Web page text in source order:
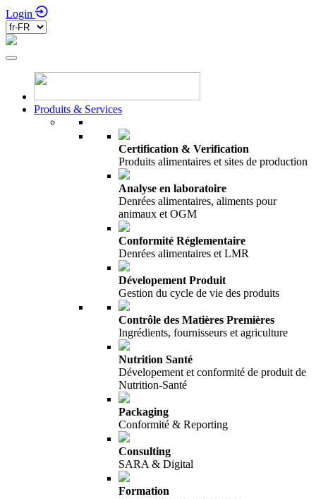
Login
Produits & Services
Certification & Verification
Produits alimentaires et sites de production
Analyse en laboratoire
Denrées alimentaires, aliments pour
animaux et OGM
Conformité Réglementaire
Denrées alimentaires et LMR
Dévelopement Produit
Gestion du cycle de vie des produits
Contrôle des Matières Premières
Ingrédients, fournisseurs et agriculture
Nutrition Santé
Dévelopement et conformité de produit de
Nutrition-Santé
Packaging
Conformité & Reporting
Consulting
SARA & Digital
Formation